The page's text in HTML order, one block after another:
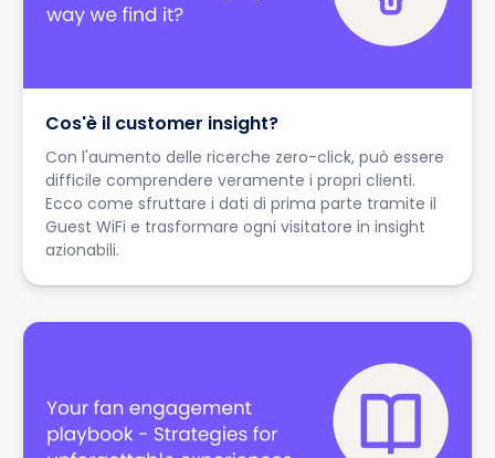
Cos'è il customer insight?
Con l'aumento delle ricerche zero-click, può essere
difficile comprendere veramente i propri clienti.
Ecco come sfruttare i dati di prima parte tramite il
Guest WiFi e trasformare ogni visitatore in insight
azionabili.